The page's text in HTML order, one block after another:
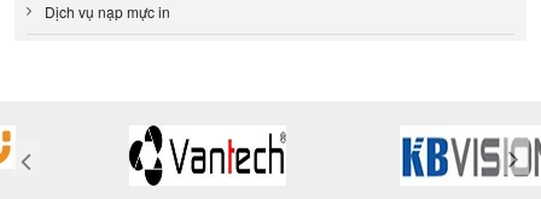
Dịch vụ nạp mực in